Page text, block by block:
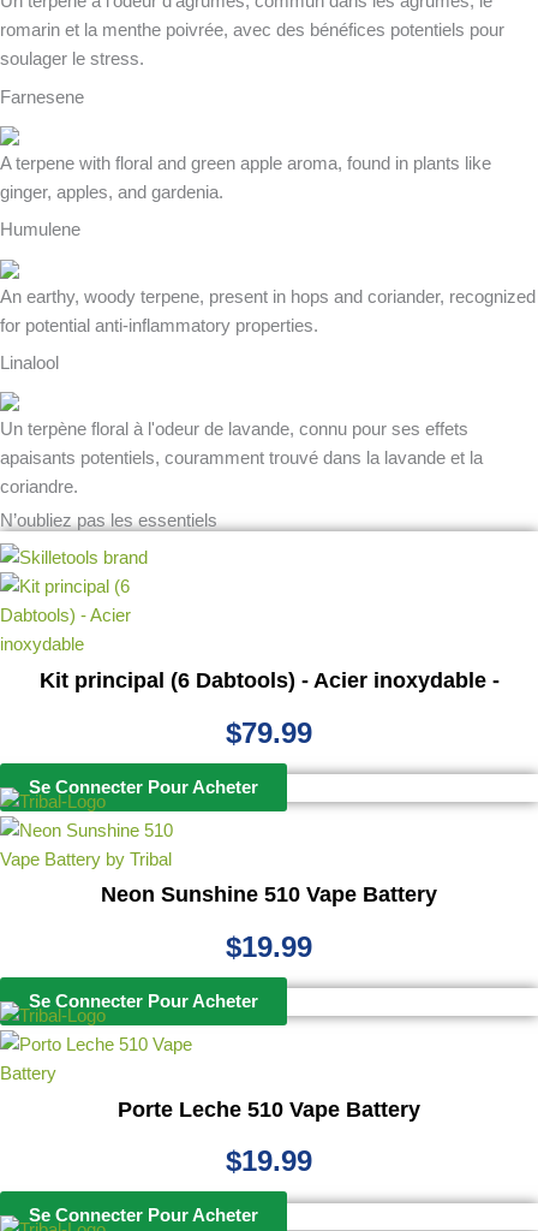
romarin et la menthe poivrée, avec des bénéfices potentiels pour
soulager le stress.
Farnesene
A terpene with floral and green apple aroma, found in plants like
ginger, apples, and gardenia.
Humulene
An earthy, woody terpene, present in hops and coriander, recognized
for potential anti-inflammatory properties.
Linalool
Un terpène floral à l'odeur de lavande, connu pour ses effets
apaisants potentiels, couramment trouvé dans la lavande et la
coriandre.
N’oubliez pas les essentiels
Kit principal (6 Dabtools) - Acier inoxydable -
$79.99
Se Connecter Pour Acheter
Neon Sunshine 510 Vape Battery
$19.99
Se Connecter Pour Acheter
Porte Leche 510 Vape Battery
$19.99
Se Connecter Pour Acheter